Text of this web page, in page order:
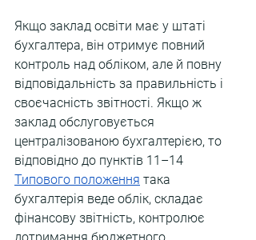
Якщо заклад освіти має у штаті
бухгалтера, він отримує повний
контроль над обліком, але й повну
відповідальність за правильність і
своєчасність звітності. Якщо ж
заклад обслуговується
централізованою бухгалтерією, то
відповідно до пунктів 11–14
Типового положення така
бухгалтерія веде облік, складає
фінансову звітність, контролює